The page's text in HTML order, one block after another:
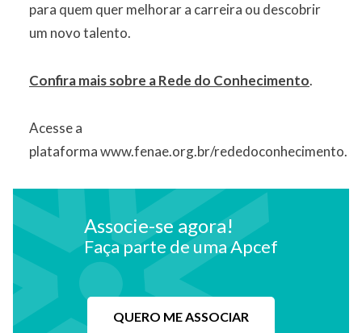
para quem quer melhorar a carreira ou descobrir
um novo talento.
Confira mais sobre a Rede do Conhecimento.
Acesse a
plataformawww.fenae.org.br/rededoconhecimento.
Associe-se agora!
Faça parte de uma Apcef
QUERO ME ASSOCIAR